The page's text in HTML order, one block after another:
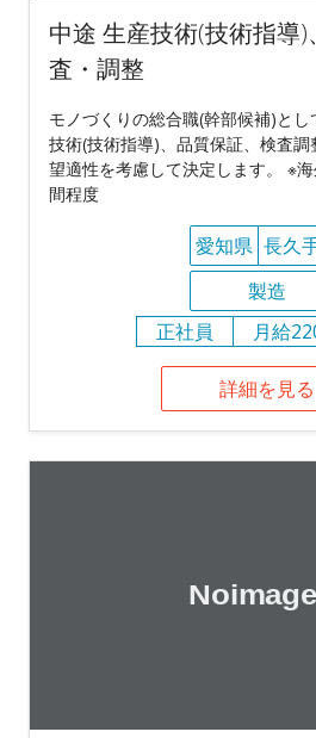
中途 生産技術(技術指導
査・調整
モノづくりの総合職(幹部候補)と
技術(技術指導)、品質保証、検査
望適性を考慮して決定します。 ※
間程度
愛知県 長久
製造
正社員
月給
詳細を見る